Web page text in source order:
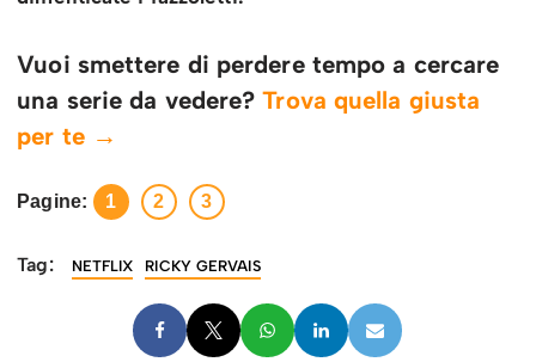
Vuoi smettere di perdere tempo a cercare
una serie da vedere?Trova quella giusta
per te →
Pagine: 1 2 3
Tag: NETFLIX RICKY GERVAIS